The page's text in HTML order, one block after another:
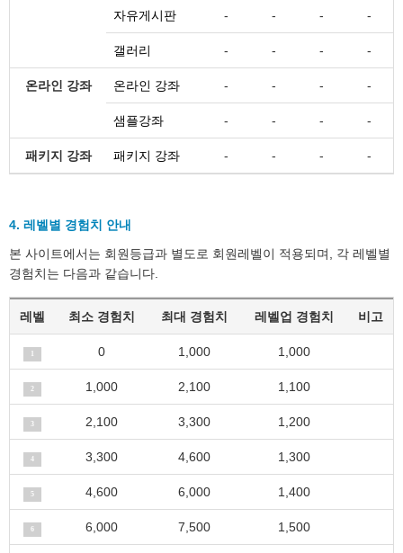
자유게시판 - - - -
갤러리 - - - -
온라인 강좌 온라인 강좌 - - - -
샘플강좌 - - - -
패키지 강좌 패키지 강좌 - - - -
4. 레벨별 경험치 안내
본 사이트에서는 회원등급과 별도로 회원레벨이 적용되며, 각 레벨별
경험치는 다음과 같습니다.
레벨 최소 경험치 최대 경험치 레벨업 경험치 비고
0 1,000 1,000
2 1,000 2,100 1,100
3 2,100 3,300 1,200
4 3,300 4,600 1,300
5 4,600 6,000 1,400
6 6,000 7,500 1,500